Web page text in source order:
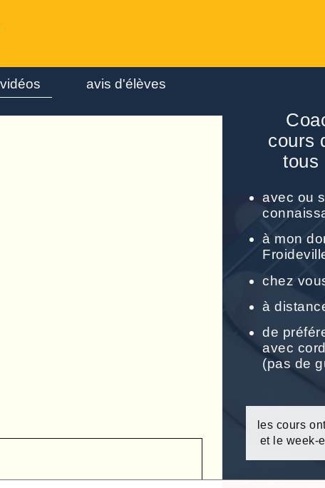
vidéos avis d'élèves
cours
tous
avec ou
à mon
chez
à
de
avec
(pas de
les cours
et le week-